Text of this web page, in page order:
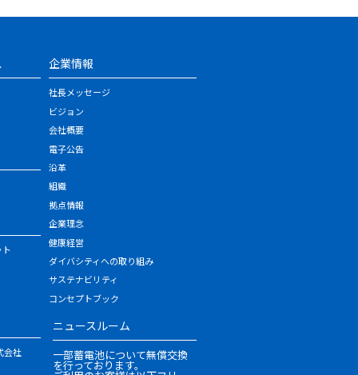
会社
企業情報
社長メッセージ
ビジョン
会社概要
電子公告
沿革
組織
拠点情報
企業理念
健康経営
ダイバシティへの取り組み
サステナビリティ
コンセプトブック
ニュースルーム
一部蓄電池について無償交換
を行っております。